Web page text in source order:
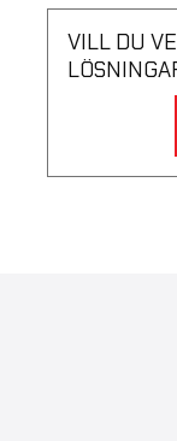
VILL DU